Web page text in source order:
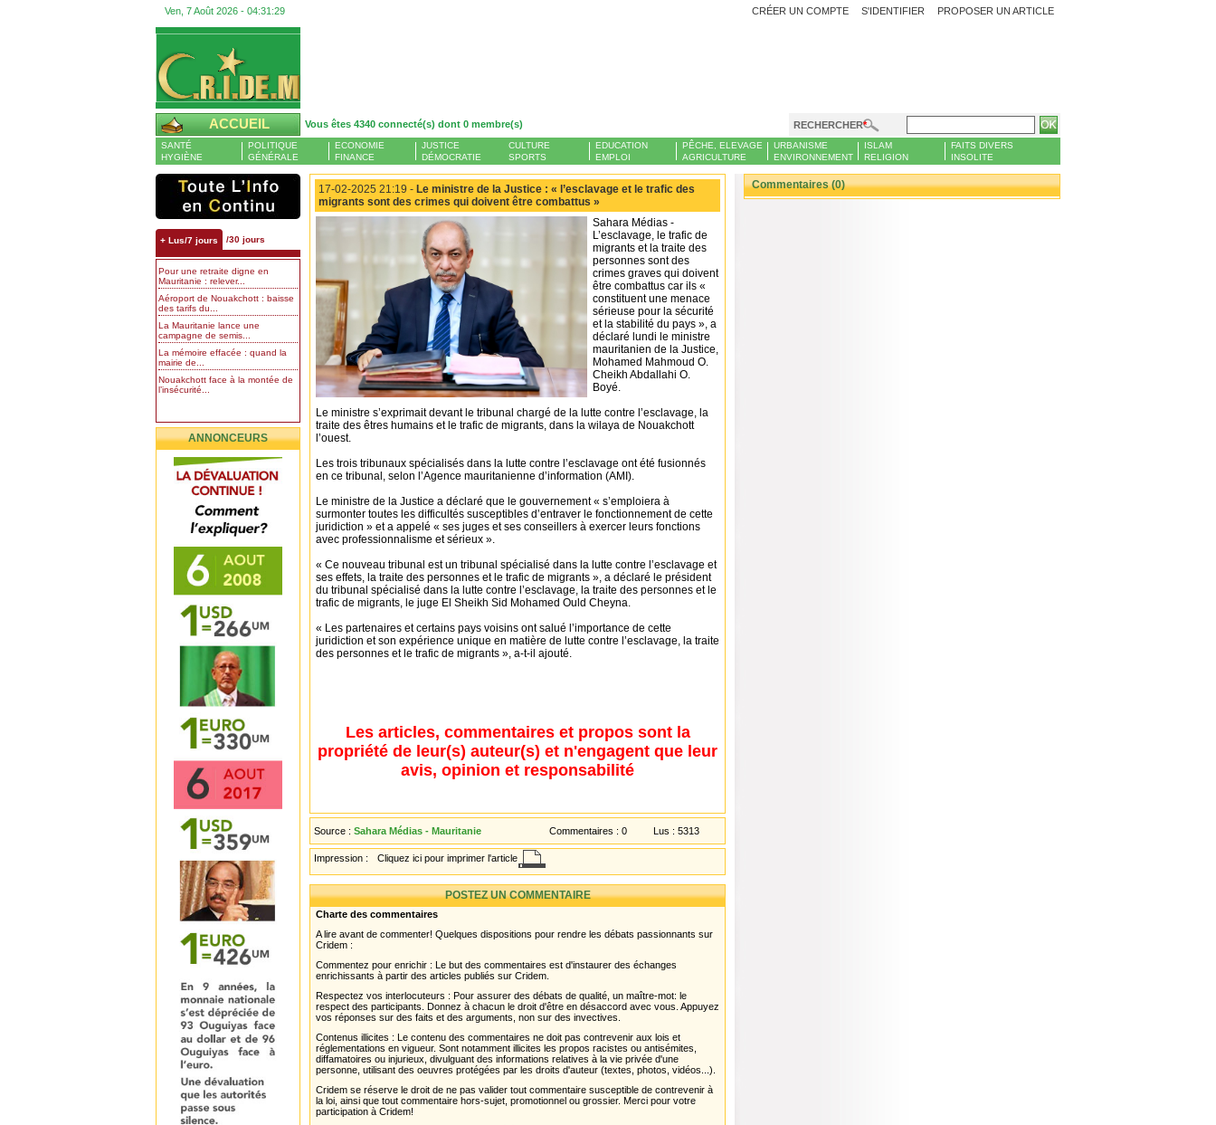
Ven, 7 Août 2026 - 04:31:29 PROPOSER UN ARTICLE
CRÉER UN COMPTE S'IDENTIFIER
ACCUEIL Vous êtes 4340 connecté(s) dont 0 membre(s) RECHERCHER
SANTÉ
HYGIÈNE
POLITIQUE
GÉNÉRALE
ECONOMIE
FINANCE
JUSTICE
DÉMOCRATIE
CULTURE
SPORTS
EDUCATION
EMPLOI
PÊCHE, ELEVAGE
AGRICULTURE
URBANISME
ENVIRONNEMENT
ISLAM
RELIGION
FAITS DIVERS
INSOLITE
+ Lus/7 jours /30 jours
Pour une retraite digne en
Mauritanie : relever...
Aéroport de Nouakchott : baisse
des tarifs du...
La Mauritanie lance une
campagne de semis...
La mémoire effacée : quand la
mairie de...
Nouakchott face à la montée de
l’insécurité...
ANNONCEURS
17-02-2025 21:19 - Le ministre de la Justice : « l’esclavage et le trafic des
migrants sont des crimes qui doivent être combattus »
Sahara Médias -
L’esclavage, le trafic de
migrants et la traite des
personnes sont des
crimes graves qui doivent
être combattus car ils «
constituent une menace
sérieuse pour la sécurité
et la stabilité du pays », a
déclaré lundi le ministre
mauritanien de la Justice,
Mohamed Mahmoud O.
Cheikh Abdallahi O.
Boyé.
Le ministre s’exprimait devant le tribunal chargé de la lutte contre l’esclavage, la
traite des êtres humains et le trafic de migrants, dans la wilaya de Nouakchott
l’ouest.
Les trois tribunaux spécialisés dans la lutte contre l’esclavage ont été fusionnés
en ce tribunal, selon l’Agence mauritanienne d’information (AMI).
Le ministre de la Justice a déclaré que le gouvernement « s’emploiera à
surmonter toutes les difficultés susceptibles d’entraver le fonctionnement de cette
juridiction » et a appelé « ses juges et ses conseillers à exercer leurs fonctions
avec professionnalisme et sérieux ».
« Ce nouveau tribunal est un tribunal spécialisé dans la lutte contre l’esclavage et
ses effets, la traite des personnes et le trafic de migrants », a déclaré le président
du tribunal spécialisé dans la lutte contre l’esclavage, la traite des personnes et le
trafic de migrants, le juge El Sheikh Sid Mohamed Ould Cheyna.
« Les partenaires et certains pays voisins ont salué l’importance de cette
juridiction et son expérience unique en matière de lutte contre l’esclavage, la traite
des personnes et le trafic de migrants », a-t-il ajouté.
Les articles, commentaires et propos sont la
propriété de leur(s) auteur(s) et n'engagent que leur
avis, opinion et responsabilité
Source : Sahara Médias - Mauritanie Commentaires : 0 Lus : 5313
Impression : Cliquez ici pour imprimer l'article
POSTEZ UN COMMENTAIRE
Charte des commentaires
A lire avant de commenter! Quelques dispositions pour rendre les débats passionnants sur
Cridem :
Commentez pour enrichir : Le but des commentaires est d'instaurer des échanges
enrichissants à partir des articles publiés sur Cridem.
Respectez vos interlocuteurs : Pour assurer des débats de qualité, un maître-mot: le
respect des participants. Donnez à chacun le droit d'être en désaccord avec vous. Appuyez
vos réponses sur des faits et des arguments, non sur des invectives.
Contenus illicites : Le contenu des commentaires ne doit pas contrevenir aux lois et
réglementations en vigueur. Sont notamment illicites les propos racistes ou antisémites,
diffamatoires ou injurieux, divulguant des informations relatives à la vie privée d'une
personne, utilisant des oeuvres protégées par les droits d'auteur (textes, photos, vidéos...).
Cridem se réserve le droit de ne pas valider tout commentaire susceptible de contrevenir à
la loi, ainsi que tout commentaire hors-sujet, promotionnel ou grossier. Merci pour votre
participation à Cridem!
Commentaires (0)